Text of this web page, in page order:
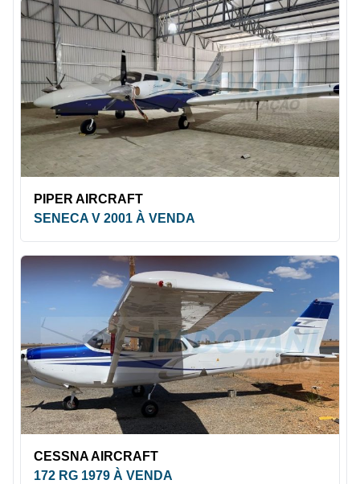
PIPER AIRCRAFT
SENECA V 2001 À VENDA
CESSNA AIRCRAFT
172 RG 1979 À VENDA